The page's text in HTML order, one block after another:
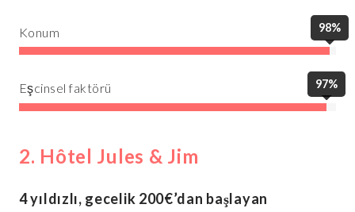
Konum 98%
Eşcinsel faktörü 97%
2. Hôtel Jules & Jim
4 yıldızlı, gecelik 200€’dan başlayan